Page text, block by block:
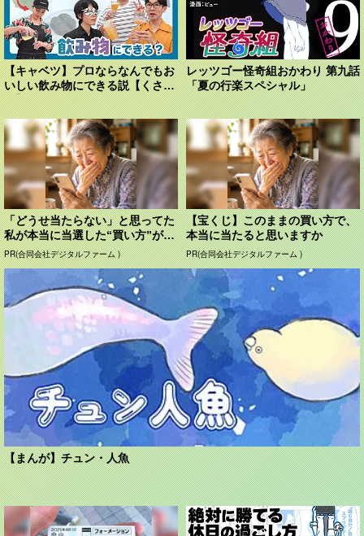
【キャベツ】プロならなんでもお
いしい飲み物にできる説【くさ
や】
レッツゴー怪奇組おかわり 第九話
「夏の行楽スペシャル」
「どうせ当たらない」と思ってた
私が本当に当選した“買い方”がこ
れ
PR(合同会社デジタルファーム )
【宝くじ】このままの買い方で、
本当に当たると思いますか
PR(合同会社デジタルファーム )
【まんが】チュン・人魚